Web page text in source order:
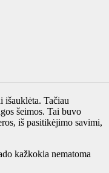
išauklėta. Tačiau
šeimos. Tai buvo
iš pasitikėjimo savimi,
kažkokia nematoma